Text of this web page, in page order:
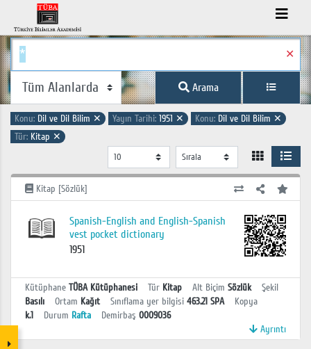
✕
Arama
Konu: Dil ve Dil Bilim ✕ Yayın Tarihi: 1951 ✕ Konu: Dil ve Dil Bilim ✕
Tür: Kitap ✕
Kitap [Sözlük]
Spanish-English and English-Spanish
vest pocket dictionary
1951
Kütüphane TÜBA Kütüphanesi Tür Kitap Alt Biçim Sözlük
Şekil
Basılı
Ortam Kağıt Sınıflama yer bilgisi 463.21 SPA
Kopya
k.1
Durum Rafta Demirbaş 0009036
Ayrıntı